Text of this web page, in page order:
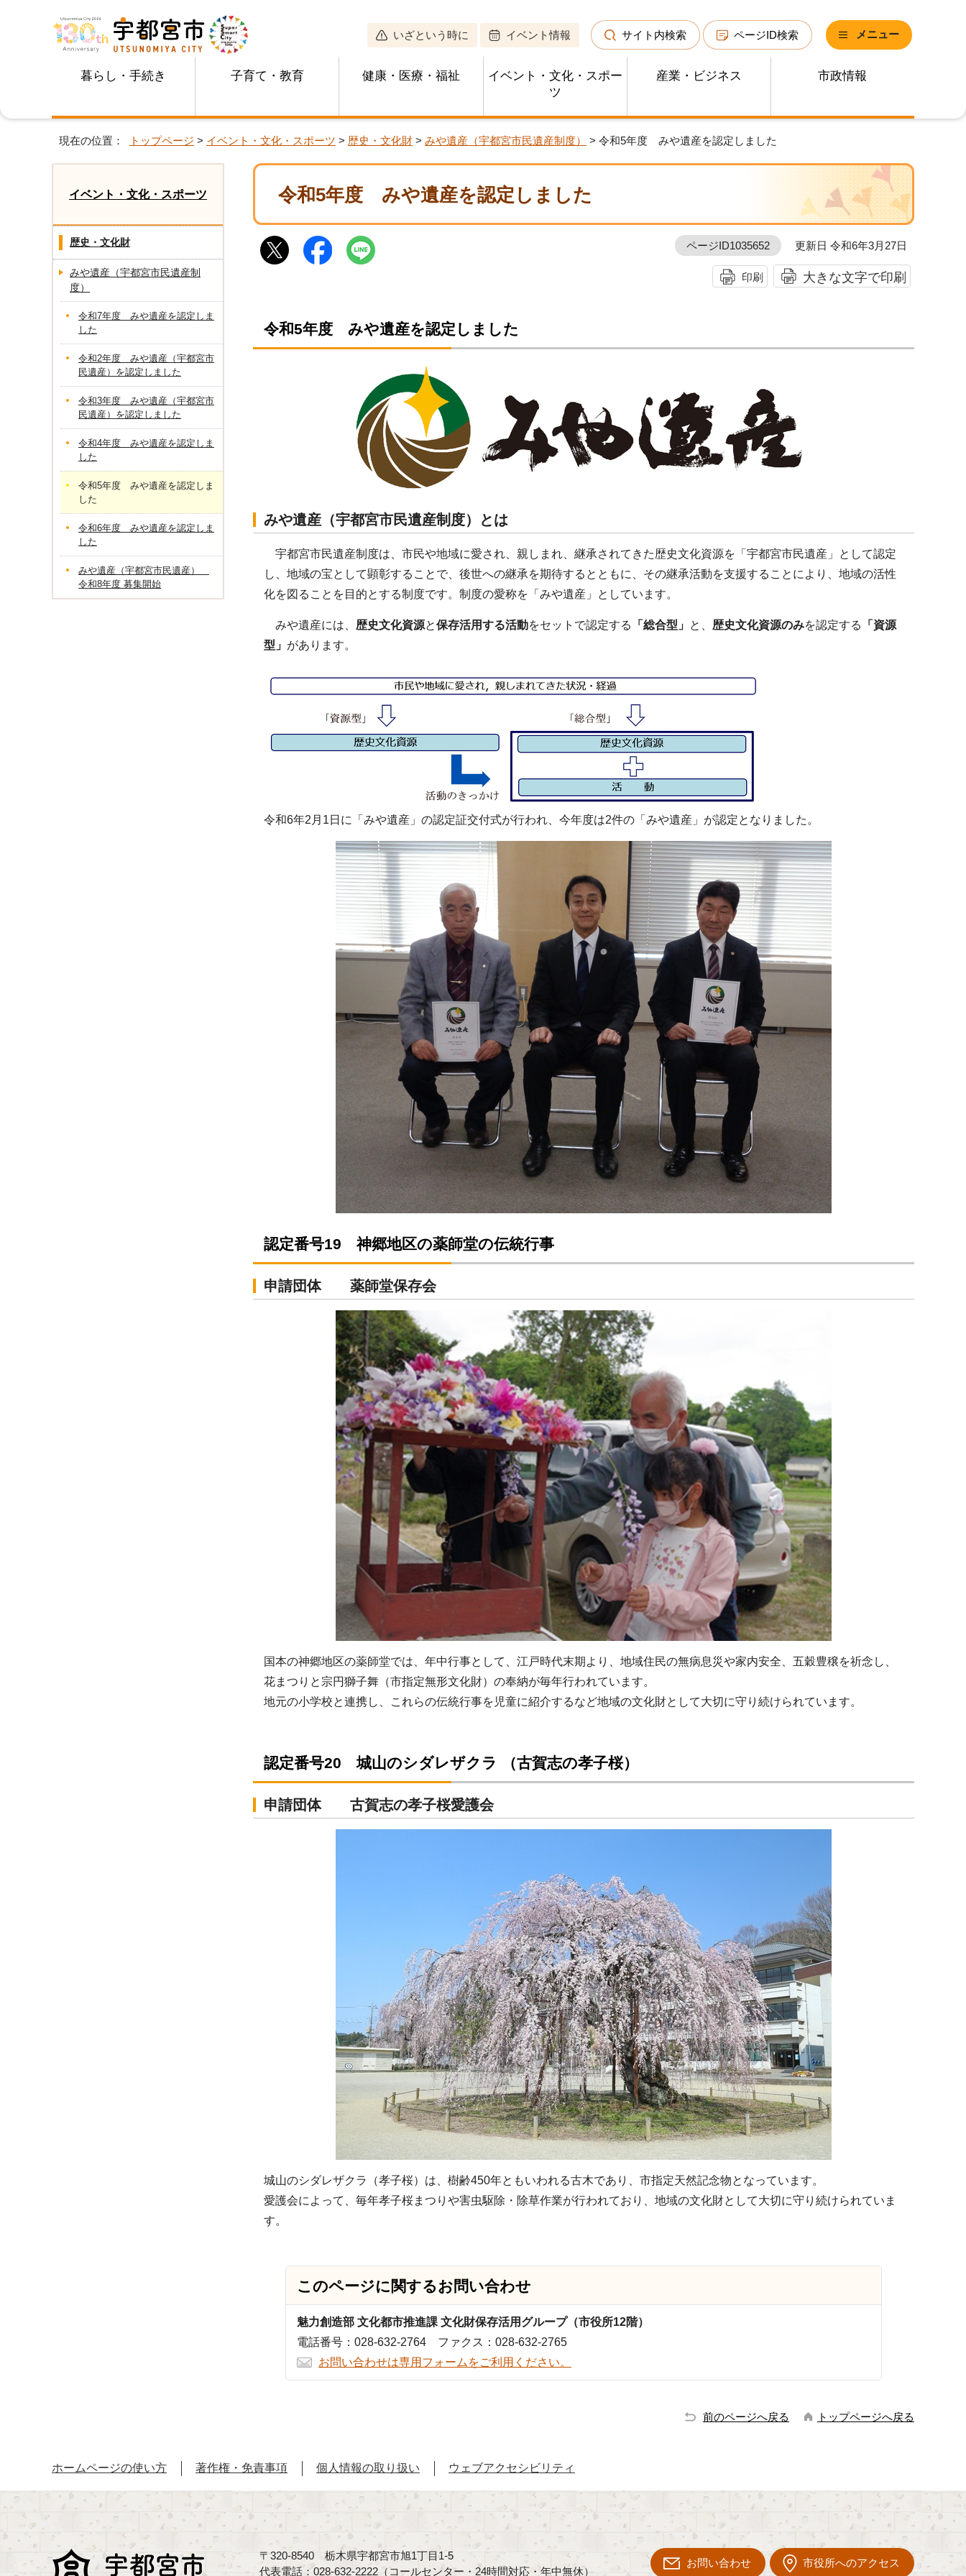
いざという時に イベント情報 サイト内検索 ページID検索 メニュー
暮らし・手続き 子育て・教育 健康・医療・福祉
イベント・文化・スポー
ツ
産業・ビジネス 市政情報
現在の位置： トップページ > イベント・文化・スポーツ > 歴史・文化財 > みや遺産（宇都宮市民遺産制度） > 令和5年度 みや遺産を認定しました
令和5年度 みや遺産を認定しました
ページID1035652 更新日 令和6年3月27日
印刷 大きな文字で印刷
令和5年度 みや遺産を認定しました
みや遺産（宇都宮市民遺産制度）とは
宇都宮市民遺産制度は、市民や地域に愛され、親しまれ、継承されてきた歴史文化資源を「宇都宮市民遺産」として認定
し、地域の宝として顕彰することで、後世への継承を期待するとともに、その継承活動を支援することにより、地域の活性
化を図ることを目的とする制度です。制度の愛称を「みや遺産」としています。
みや遺産には、 歴史文化資源と保存活用する活動をセットで認定する 「総合型」 と、 歴史文化資源のみを認定する
「資源
型」 があります。
令和6年2月1日に「みや遺産」の認定証交付式が行われ、今年度は2件の「みや遺産」が認定となりました。
認定番号19 神郷地区の薬師堂の伝統行事
申請団体 薬師堂保存会
国本の神郷地区の薬師堂では、年中行事として、江戸時代末期より、地域住民の無病息災や家内安全、五穀豊穣を祈念し、
花まつりと宗円獅子舞（市指定無形文化財）の奉納が毎年行われています。
地元の小学校と連携し、これらの伝統行事を児童に紹介するなど地域の文化財として大切に守り続けられています。
認定番号20 城山のシダレザクラ （古賀志の孝子桜）
申請団体 古賀志の孝子桜愛護会
城山のシダレザクラ（孝子桜）は、樹齢450年ともいわれる古木であり、市指定天然記念物となっています。
愛護会によって、毎年孝子桜まつりや害虫駆除・除草作業が行われており、地域の文化財として大切に守り続けられていま
す。
このページに関するお問い合わせ
魅力創造部 文化都市推進課 文化財保存活用グループ（市役所12階）
電話番号：028-632-2764 ファクス：028-632-2765
お問い合わせは専用フォームをご利用ください。
イベント・文化・スポーツ
歴史・文化財
みや遺産（宇都宮市民遺産制
度）
令和7年度 みや遺産を認定しま
した
令和2年度 みや遺産（宇都宮市
民遺産）を認定しました
令和3年度 みや遺産（宇都宮市
民遺産）を認定しました
令和4年度 みや遺産を認定しま
した
令和5年度 みや遺産を認定しま
した
令和6年度 みや遺産を認定しま
した
みや遺産（宇都宮市民遺産）
令和8年度 募集開始
前のページへ戻る トップページへ戻る
ホームページの使い方 著作権・免責事項 個人情報の取り扱い ウェブアクセシビリティ
〒320-8540 栃木県宇都宮市旭1丁目1-5
代表電話：028-632-2222（コールセンター・24時間対応・年中無休）
お問い合わせ 市役所へのアクセス